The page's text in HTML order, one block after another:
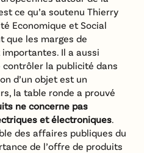
ce qu’a soutenu Thierry
Economique et Social
que les marges de
Il a aussi
la publicité dans
d’un objet est un
la table ronde a prouvé
ne concerne pas
et électroniques.
des affaires publiques du
de l’offre de produits